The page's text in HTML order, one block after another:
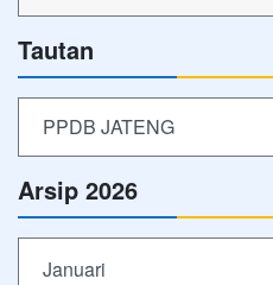
Tautan
PPDB JATENG
Arsip 2026
Januari